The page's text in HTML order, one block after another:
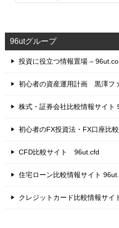
リ
ー
96utグループ
投資に役立つ情報置場 –
初心者の資産運用計画 黒澤フ
株式・証券会社比較情報サイト
初心者のFX投資法・FX口座比
CFD比較サイト 96ut.cfd
住宅ローン比較情報サイト
クレジットカード比較情報サイ